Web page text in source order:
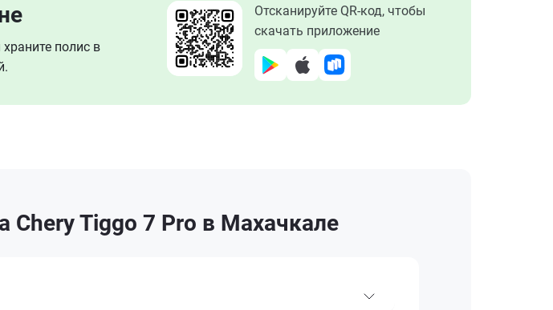
полис в
Отсканируйте QR-код, чтобы
скачать приложение
Tiggo 7 Pro в Махачкале